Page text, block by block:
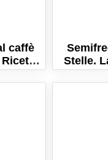
caffè
Stelle.
dolce